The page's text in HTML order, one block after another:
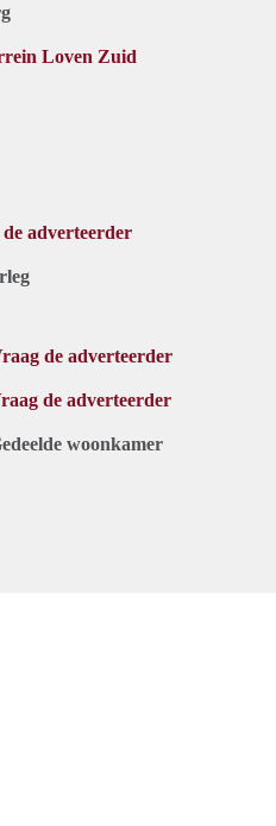
Loven Zuid
adverteerder
de adverteerder
de adverteerder
woonkamer